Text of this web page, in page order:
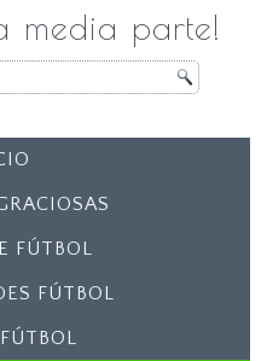
media parte!
FÚTBOL
FÚTBOL